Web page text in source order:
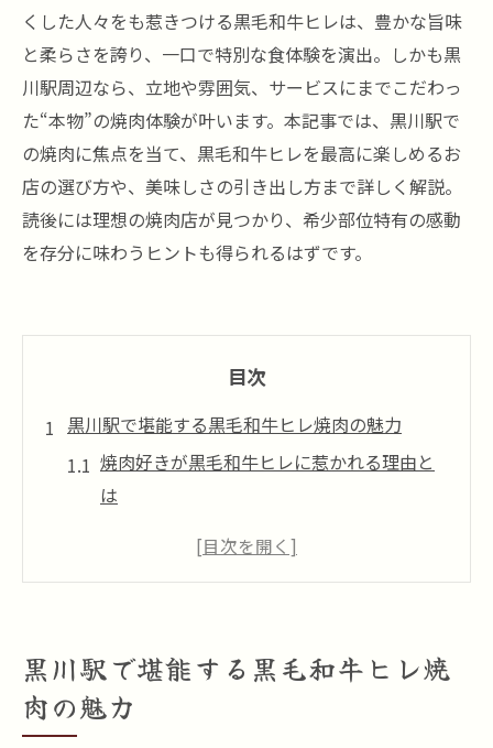
くした人々をも惹きつける黒毛和牛ヒレは、豊かな旨味
と柔らさを誇り、一口で特別な食体験を演出。しかも黒
川駅周辺なら、立地や雰囲気、サービスにまでこだわっ
た“本物”の焼肉体験が叶います。本記事では、黒川駅で
の焼肉に焦点を当て、黒毛和牛ヒレを最高に楽しめるお
店の選び方や、美味しさの引き出し方まで詳しく解説。
読後には理想の焼肉店が見つかり、希少部位特有の感動
を存分に味わうヒントも得られるはずです。
目次
黒川駅で堪能する黒毛和牛ヒレ焼肉の魅力
焼肉好きが黒毛和牛ヒレに惹かれる理由と
は
黒川駅で見つける極上焼肉体験の秘密
希少な黒毛和牛ヒレを焼肉で味わう贅沢体験
焼肉で楽しむ黒毛和牛ヒレの希少部位の魅
黒川駅で堪能する黒毛和牛ヒレ焼
肉の魅力